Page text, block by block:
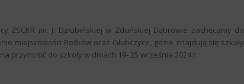
ZSCKR im. J. Dziubińskiej w Zduńskiej Dąbrowie zachęcamy do
miejscowości Bożków oraz Głubczyce, gdzie znajdują się szkoły
przynosić do szkoły w dniach 19- 25 września 2024 r.